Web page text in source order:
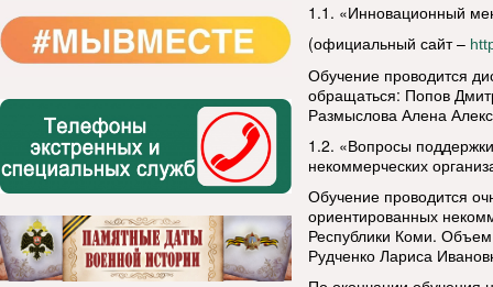
1.1. «Инновационный
(официальный сайт –
Обучение проводится
обращаться: Попов
Размыслова Алена
1.2. «Вопросы
некоммерческих
Обучение проводится
ориентированных
Республики Коми.
Рудченко Лариса